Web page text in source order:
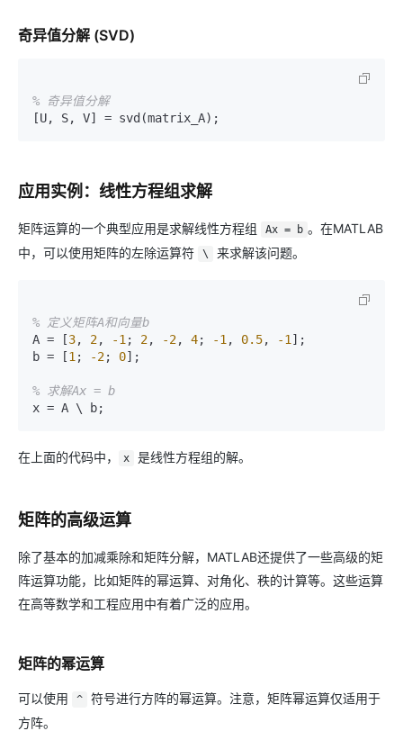
奇异值分解 (SVD)
% 奇异值分解
应用实例：线性方程组求解
矩阵运算的一个典型应用是求解线性方程组 Ax = b 。在MATLAB
中，可以使用矩阵的左除运算符
\ 来求解该问题。
% 定义矩阵A和向量b
A = [3, 2, -1 ; 2, -2, 4; -1 , 0.5, -1 ];
b = [1 ; -2; 0];
% 求解Ax = b
在上面的代码中， x 是线性方程组的解。
矩阵的高级运算
除了基本的加减乘除和矩阵分解，MATLAB还提供了一些高级的矩
阵运算功能，比如矩阵的幂运算、对角化、秩的计算等。这些运算
在高等数学和工程应用中有着广泛的应用。
矩阵的幂运算
可以使用 ^
符号进行方阵的幂运算。注意，矩阵幂运算仅适用于
方阵。